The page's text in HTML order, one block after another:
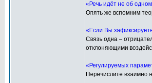
«Речь идёт не об
Опять же вспомним
«Если Вы
Связь одна –
отклоняющими
«Регулируемых
Перечислите взаимно